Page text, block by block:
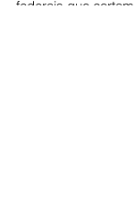
federais que